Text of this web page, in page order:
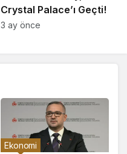
Crystal Palace’ı Geçti!
3 ay önce
Ekonomi